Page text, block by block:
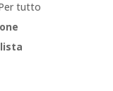
tutto